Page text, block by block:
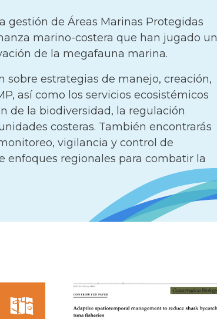
gestión de Áreas Marinas Protegidas
marino-costera que han jugado un
de la megafauna marina.
sobre estrategias de manejo, creación,
así como los servicios ecosistémicos
de la biodiversidad, la regulación
costeras. También encontrarás
vigilancia y control de
enfoques regionales para combatir la